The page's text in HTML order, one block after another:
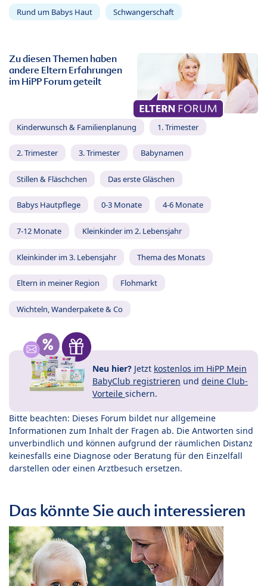
Rund um Babys Haut Schwangerschaft
Zu diesen Themen haben
andere Eltern Erfahrungen
im HiPP Forum geteilt
Kinderwunsch & Familienplanung 1. Trimester
2. Trimester 3. Trimester Babynamen
Stillen & Fläschchen Das erste Gläschen
Babys Hautpflege 0-3 Monate 4-6 Monate
7-12 Monate Kleinkinder im 2. Lebensjahr
Kleinkinder im 3. Lebensjahr Thema des Monats
Eltern in meiner Region Flohmarkt
Wichteln, Wanderpakete & Co
Neu hier? Jetzt kostenlos im HiPP Mein
BabyClub registrieren und deine Club-
Vorteile sichern.
Bitte beachten: Dieses Forum bildet nur allgemeine
Informationen zum Inhalt der Fragen ab. Die Antworten sind
unverbindlich und können aufgrund der räumlichen Distanz
keinesfalls eine Diagnose oder Beratung für den Einzelfall
darstellen oder einen Arztbesuch ersetzen.
Das könnte Sie auch interessieren